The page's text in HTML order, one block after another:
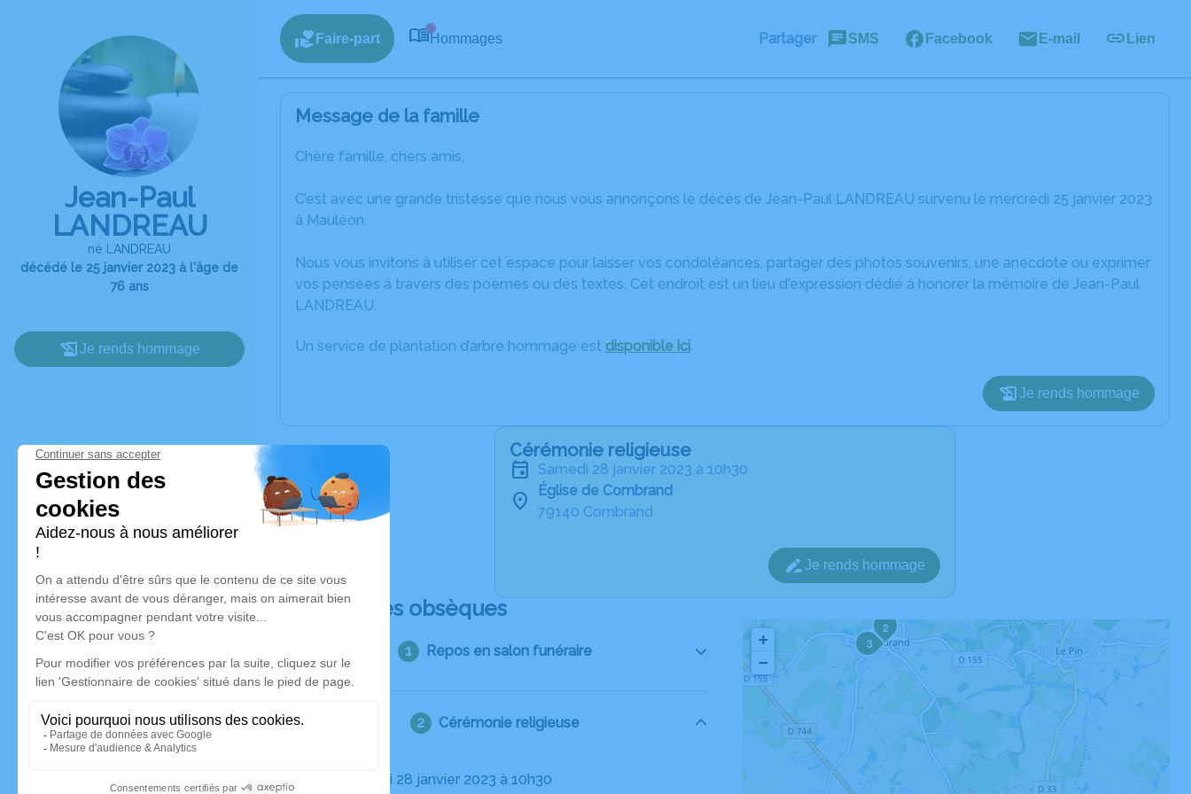
Jean-Paul
LANDREAU
né LANDREAU
décédé le 25 janvier 2023 à l'âge de
76 ans
Je rends hommage
Faire-part Hommages Partager SMS Facebook E-mail Lien
Message de la famille
Chère famille, chers amis,
C’est avec une grande tristesse que nous vous annonçons le décès de Jean-Paul LANDREAU survenu le mercredi 25 janvier 2023
à Mauléon.
Nous vous invitons à utiliser cet espace pour laisser vos condoléances, partager des photos souvenirs, une anecdote ou exprimer
vos pensées à travers des poèmes ou des textes. Cet endroit est un lieu d'expression dédié à honorer la mémoire de Jean-Paul
LANDREAU.
Un service de plantation d’arbre hommage est disponible ici.
Je rends hommage
Cérémonie religieuse
samedi 28 janvier 2023 à 10h30
Église de Combrand
79140 Combrand
Je rends hommage
Déroulé des obsèques
Repos en salon funéraire
Cérémonie religieuse
Le samedi 28 janvier 2023 à 10h30
2
3
+
−